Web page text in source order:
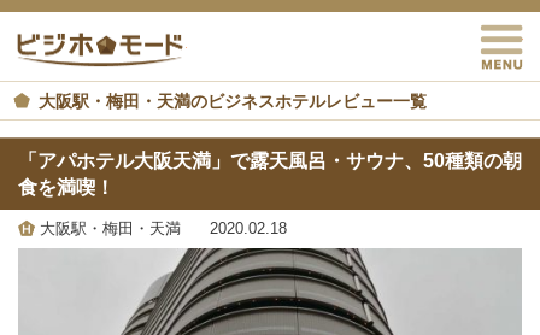
大阪駅・梅田・天満のビジネスホテルレビュー一覧
「アパホテル大阪天満」で露天風呂・サウナ、50種類の朝
食を満喫！
大阪駅・梅田・天満 2020.02.18